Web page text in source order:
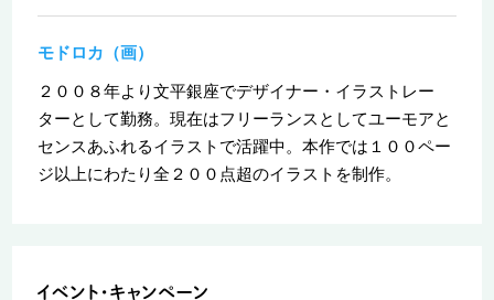
モドロカ（画）
２００８年より文平銀座でデザイナー・イラストレー
ターとして勤務。現在はフリーランスとしてユーモアと
センスあふれるイラストで活躍中。本作では１００ペー
ジ以上にわたり全２００点超のイラストを制作。